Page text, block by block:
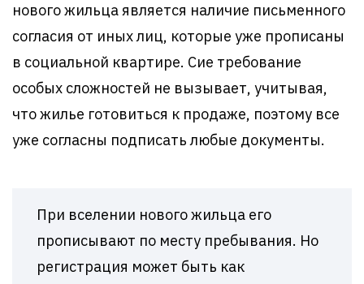
нового жильца является наличие письменного
согласия от иных лиц, которые уже прописаны
в социальной квартире. Сие требование
особых сложностей не вызывает, учитывая,
что жилье готовиться к продаже, поэтому все
уже согласны подписать любые документы.
При вселении нового жильца его
прописывают по месту пребывания. Но
регистрация может быть как